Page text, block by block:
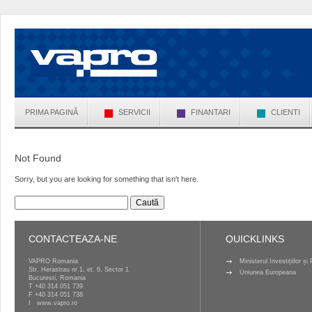
PRIMA PAGINĂ SERVICII FINANTARI CLIENTI
Not Found
Sorry, but you are looking for something that isn't here.
CONTACTEAZA-NE
VAPRO Romania
Str. Herastrau nr 1, et. 6, Sector 1
Bucuresti, Romania
T +40 314 051 739
F +40 314 051 738
www.vapro.ro
QUICKLINKS
Ministerul Investițiilor și
Uniunea Europeana